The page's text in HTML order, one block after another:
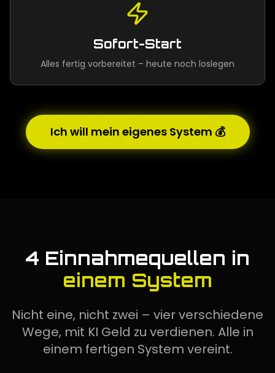
Sofort-Start
Alles fertig vorbereitet – heute noch loslegen
Ich will mein eigenes System 💰
4 Einnahmequellen in
einem System
Nicht eine, nicht zwei – vier verschiedene
Wege, mit KI Geld zu verdienen. Alle in
einem fertigen System vereint.